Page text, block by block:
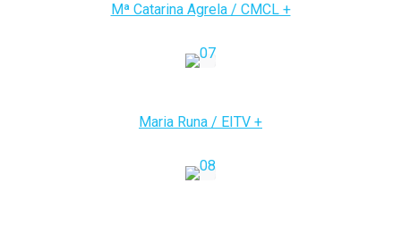
Mª Catarina Agrela / CMCL +
Maria Runa / EITV +